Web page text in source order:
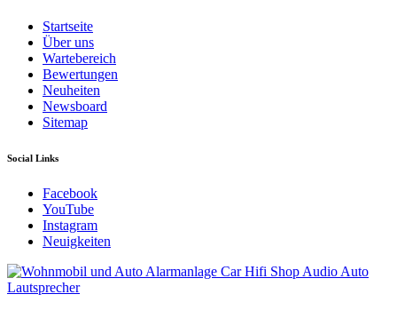
Startseite
Über uns
Wartebereich
Bewertungen
Neuheiten
Newsboard
Sitemap
Social Links
Facebook
YouTube
Instagram
Neuigkeiten